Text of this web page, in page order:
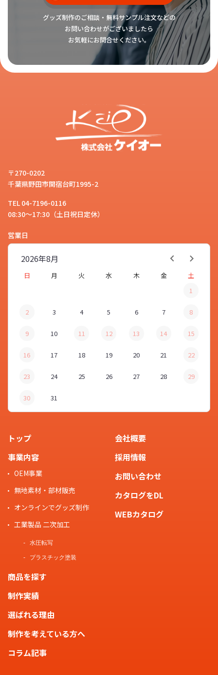
グッズ制作のご相談・無料サンプル注文などの
お問い合わせがございましたら
お気軽にお問合せください。
〒270-0202
千葉県野田市関宿台町1995-2
TEL 04-7196-0116
08:30～17:30（土日祝日定休）
営業日
8月
2026年
日 月 火 水 木 金
土
1
2 3 4 5 6 7 8
9 10 11 12 13 14 15
16 17 18 19 20 21 22
23 24 25 26 27 28 29
30 31
トップ
事業内容
OEM事業
無地素材・部材販売
オンラインでグッズ制作
工業製品 二次加工
水圧転写
プラスチック塗装
商品を探す
制作実績
選ばれる理由
制作を考えている方へ
コラム記事
会社概要
採用情報
お問い合わせ
カタログをDL
WEBカタログ